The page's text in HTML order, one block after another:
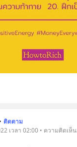
• ติดตาม
เวลา 02:00 • ความคิดเห็น